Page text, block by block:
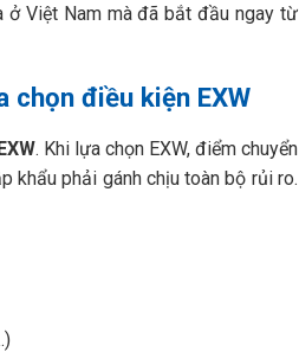
ở Việt Nam mà đã bắt đầu ngay từ
chọn điều kiện EXW
. Khi lựa chọn EXW, điểm chuyển
khẩu phải gánh chịu toàn bộ rủi ro.